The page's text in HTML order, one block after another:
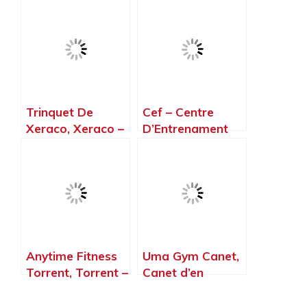
Trinquet De
Xeraco, Xeraco –
Cef – Centre
D’Entrenament
Anytime Fitness
Torrent, Torrent –
Uma Gym Canet,
Canet d’en